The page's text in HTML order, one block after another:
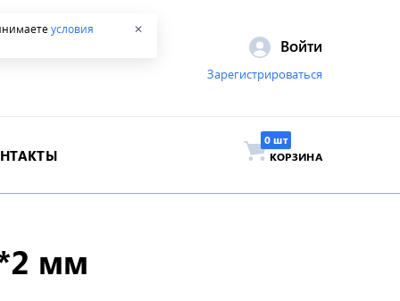
условия
✕
Войти
Зарегистрироваться
КОРЗИНА
мм